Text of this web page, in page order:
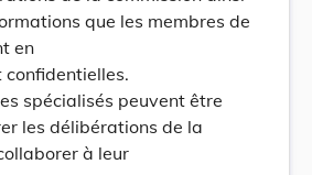
que les membres de
en
spécialisés peuvent être
les délibérations de la
à leur